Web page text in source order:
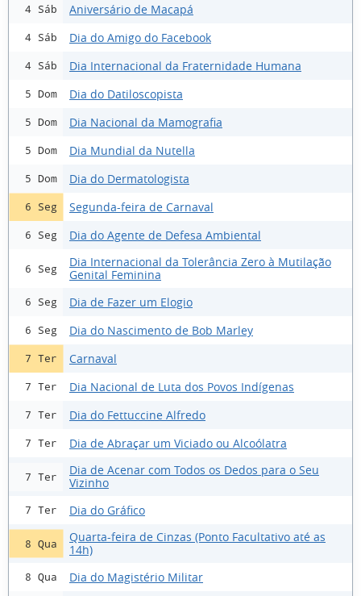
4 Sáb Aniversário de Macapá
4 Sáb Dia do Amigo do Facebook
4 Sáb Dia Internacional da Fraternidade Humana
5 Dom Dia do Datiloscopista
5 Dom Dia Nacional da Mamografia
5 Dom Dia Mundial da Nutella
5 Dom Dia do Dermatologista
6 Seg Segunda-feira de Carnaval
6 Seg Dia do Agente de Defesa Ambiental
6 Seg
Dia Internacional da Tolerância Zero à Mutilação
Genital Feminina
6 Seg Dia de Fazer um Elogio
6 Seg Dia do Nascimento de Bob Marley
7 Ter Carnaval
7 Ter Dia Nacional de Luta dos Povos Indígenas
7 Ter Dia do Fettuccine Alfredo
7 Ter Dia de Abraçar um Viciado ou Alcoólatra
7 Ter
Dia de Acenar com Todos os Dedos para o Seu
Vizinho
7 Ter Dia do Gráfico
8 Qua
Quarta-feira de Cinzas (Ponto Facultativo até as
14h)
8 Qua Dia do Magistério Militar